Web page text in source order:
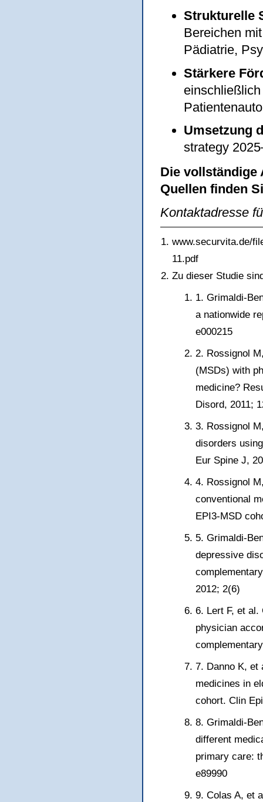
Strukturelle
Bereichen
Pädiatrie,
Stärkere
Umsetzung
strategy
Die vollständige
Quellen finden
Kontaktadresse
www.securvita.de/
11.pdf
Zu dieser Studie
1. Grimaldi-
a nationwide
e000215
2. Rossignol
(MSDs) with
medicine?
Disord, 2011;
3. Rossignol
disorders
Eur Spine J,
4. Rossignol
conventional
EPI3-MSD
5. Grimaldi-
depressive
2012; 2(6)
6. Lert F, et
physician
7. Danno K, et
medicines in
cohort. Clin
8. Grimaldi-
different
primary care:
e89990
9. Colas A, et